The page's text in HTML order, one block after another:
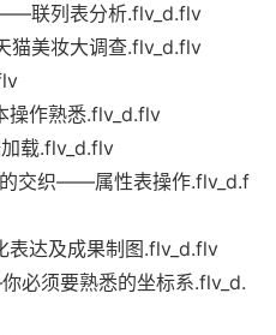
联列表分析.flv_d.flv
美妆大调查.flv_d.flv
操作熟悉.flv_d.flv
载.flv_d.flv
交织——属性表操作.flv_d.f
表达及成果制图.flv_d.flv
必须要熟悉的坐标系.flv_d.